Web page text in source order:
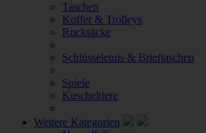
Taschen
Koffer & Trolleys
Rucksäcke
Schlüsseletuis & Brieftaschen
Spiele
Kuscheltiere
Weitere Kategorien